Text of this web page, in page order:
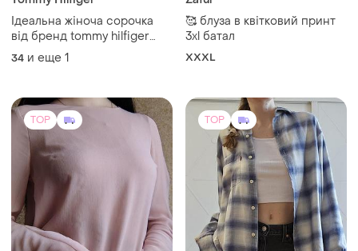
Ідеальна жіноча сорочка
від бренд tommy hilfiger
довершить любий образ.
34 и еще 1
🥰 блуза в квітковий принт
3xl батал
XXXL
TOP TOP